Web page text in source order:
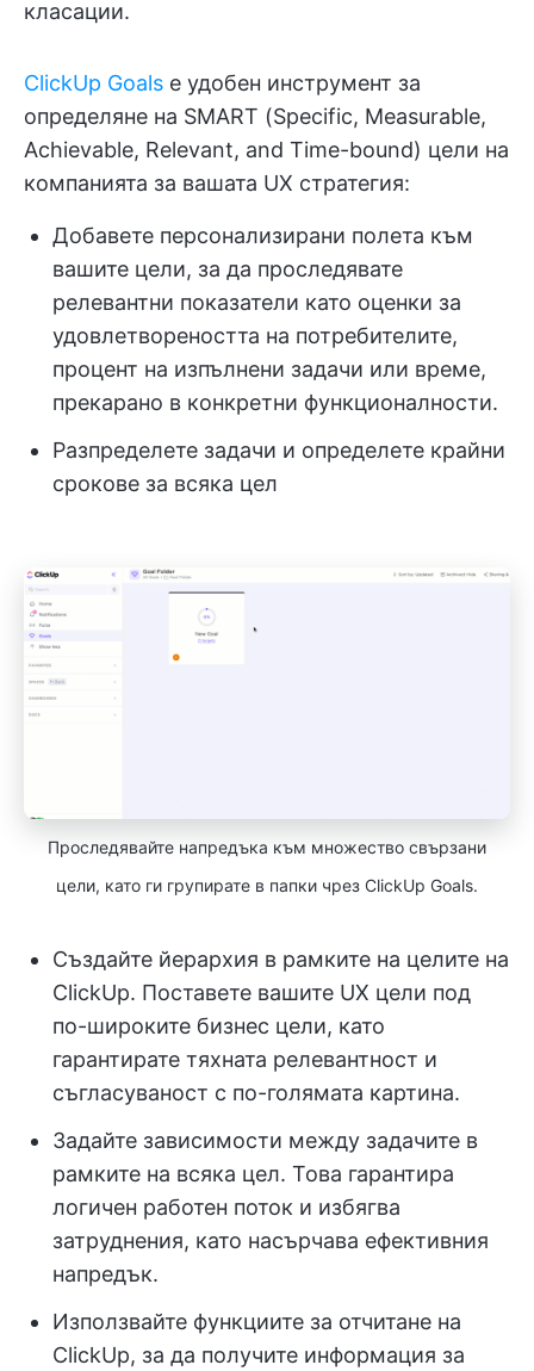
класации.
ClickUp Goals е удобен инструмент за
определяне на SMART (Specific, Measurable,
Achievable, Relevant, and Time-bound) цели на
компанията за вашата UX стратегия:
Добавете персонализирани полета към
вашите цели, за да проследявате
релевантни показатели като оценки за
удовлетвореността на потребителите,
процент на изпълнени задачи или време,
прекарано в конкретни функционалности.
Разпределете задачи и определете крайни
срокове за всяка цел
Проследявайте напредъка към множество свързани
цели, като ги групирате в папки чрез ClickUp Goals.
Създайте йерархия в рамките на целите на
ClickUp. Поставете вашите UX цели под
по-широките бизнес цели, като
гарантирате тяхната релевантност и
съгласуваност с по-голямата картина.
Задайте зависимости между задачите в
рамките на всяка цел. Това гарантира
логичен работен поток и избягва
затруднения, като насърчава ефективния
напредък.
Използвайте функциите за отчитане на
ClickUp, за да получите информация за